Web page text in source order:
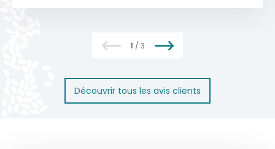
1 / 3
Découvrir tous les avis clients